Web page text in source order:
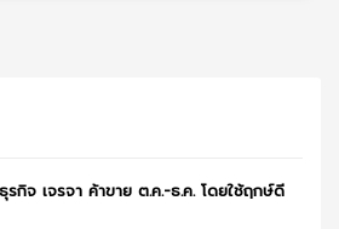
กิจ เจรจา ค้าขาย ต.ค.-ธ.ค. โดยใช้ฤกษ์ดี